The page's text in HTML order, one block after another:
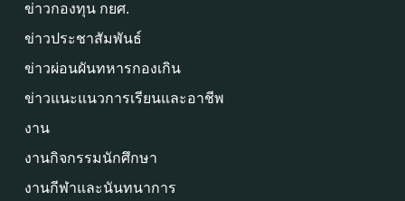
ข่าวกองทุน กยศ.
ข่าวประชาสัมพันธ์
ข่าวผ่อนผันทหารกองเกิน
ข่าวแนะแนวการเรียนและอาชีพ
งาน
งานกิจกรรมนักศึกษา
งานกีฬาและนันทนาการ